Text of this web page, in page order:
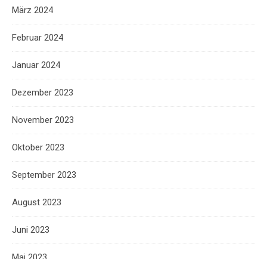
März 2024
Februar 2024
Januar 2024
Dezember 2023
November 2023
Oktober 2023
September 2023
August 2023
Juni 2023